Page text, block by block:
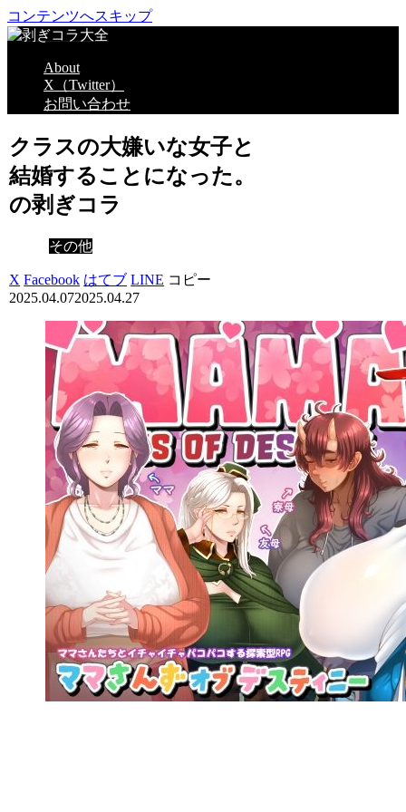
コンテンツへスキップ
About
X（Twitter）
お問い合わせ
クラスの大嫌いな女子と
結婚することになった。
の剥ぎコラ
その他
X Facebook はてブ LINE コピー
2025.04.072025.04.27